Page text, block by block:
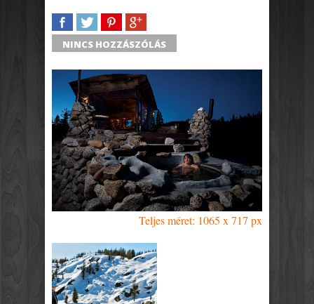
SHARETWEETSHARESHARE
NINCS HOZZÁSZÓLÁS
Teljes méret: 1065 x 717 px